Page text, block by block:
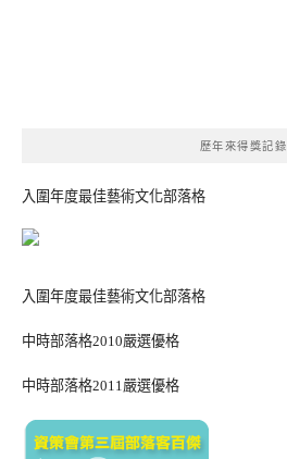
歷年來得獎記錄
入圍年度最佳藝術文化部落格
入圍年度最佳藝術文化部落格
中時部落格2010嚴選優格
中時部落格2011嚴選優格